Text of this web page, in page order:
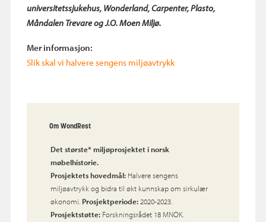
universitetssjukehus, Wonderland, Carpenter, Plasto,
Måndalen Trevare og J.O. Moen Miljø.
Mer informasjon:
Slik skal vi halvere sengens miljøavtrykk
Om WondRest
Det største* miljøprosjektet i norsk
møbelhistorie.
Prosjektets hovedmål: Halvere sengens
miljøavtrykk og bidra til økt kunnskap om sirkulær
økonomi. Prosjektperiode: 2020-2023.
Prosjektstøtte: Forskningsrådet 18 MNOK.